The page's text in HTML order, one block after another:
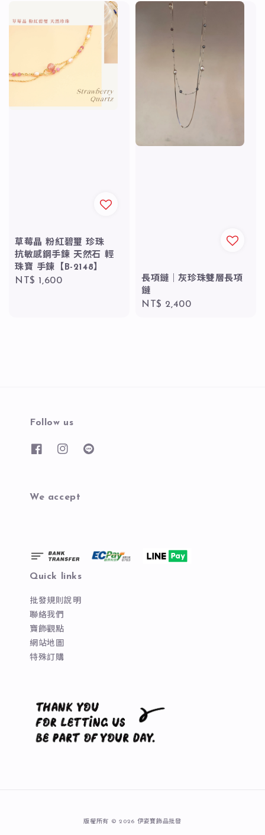
草莓晶 粉紅碧璽 珍珠
抗敏感鋼手鍊 天然石 輕
珠寶 手鍊【B-2148】
Regular
NT$ 1,600
長項鏈｜灰珍珠雙層長項
鏈
Regular
NT$ 2,400
Follow us
We accept
Quick links
批發規則說明
聯絡我們
寶飾觀點
網站地圖
特殊訂購
版權所有 © 2026 伊姿寶飾品批發